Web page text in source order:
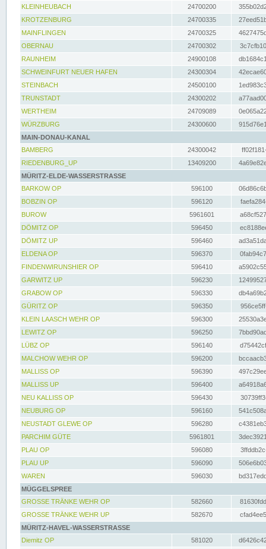
KLEINHEUBACH 24700200
KROTZENBURG
24700335
MAINFLINGEN
24700325
OBERNAU
24700302
RAUNHEIM
24900108
SCHWEINFURT NEUER HAFEN
24300304
STEINBACH
24500100
TRUNSTADT
24300202
WERTHEIM
24709089
WÜRZBURG
24300600
MAIN-DONAU-KANAL
BAMBERG
24300042
RIEDENBURG_UP
13409200
MÜRITZ-ELDE-WASSERSTRASSE
BARKOW OP
596100
BOBZIN OP
596120
BUROW
5961601
DÖMITZ OP
596450
DÖMITZ UP
596460
ELDENA OP
596370
FINDENWIRUNSHIER OP
596410
GARWITZ UP
596230
GRABOW OP
596330
GÜRITZ OP
596350
KLEIN LAASCH WEHR OP
596300
LEWITZ OP
596250
LÜBZ OP
596140
MALCHOW WEHR OP
596200
MALLISS OP
596390
MALLISS UP
596400
NEU KALLISS OP
596430
NEUBURG OP
596160
NEUSTADT GLEWE OP
596280
PARCHIM GÜTE
5961801
PLAU OP
596080
PLAU UP
596090
WAREN
596030
MÜGGELSPREE
GROSSE TRÄNKE WEHR OP
582660
GROSSE TRÄNKE WEHR UP
582670
MÜRITZ-HAVEL-WASSERSTRASSE
Diemitz OP
581020